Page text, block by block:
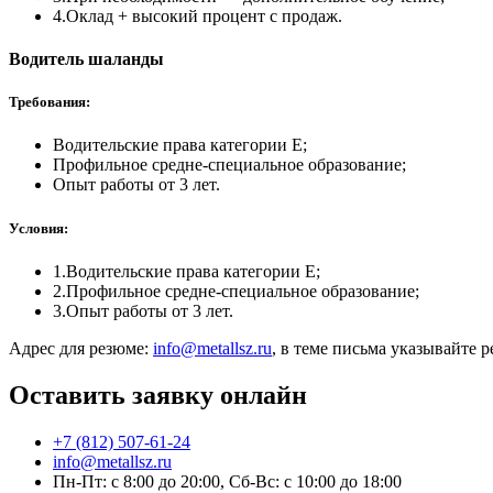
4.Оклад + высокий процент с продаж.
Водитель шаланды
Требования:
Водительские права категории Е;
Профильное средне-специальное образование;
Опыт работы от 3 лет.
Условия:
1.Водительские права категории Е;
2.Профильное средне-специальное образование;
3.Опыт работы от 3 лет.
Адрес для резюме: info@metallsz.ru, в теме письма указывайте
Оставить заявку онлайн
+7 (812) 507-61-24
info@metallsz.ru
Пн-Пт: с 8:00 до 20:00, Сб-Вс: с 10:00 до 18:00